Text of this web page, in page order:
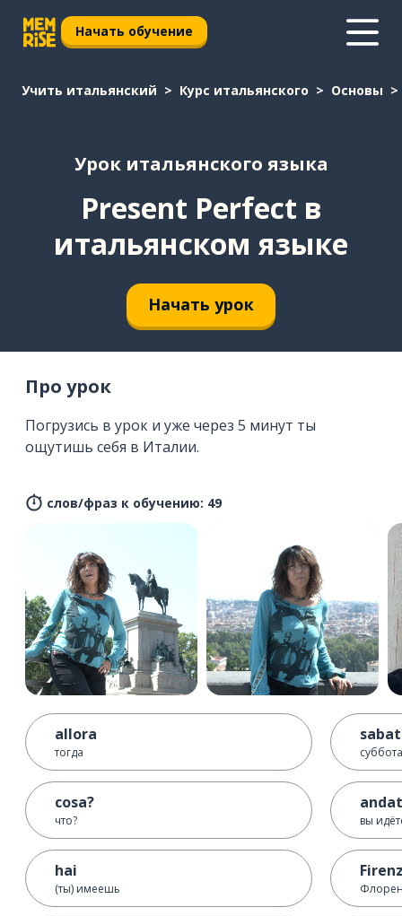
Начать обучение
Учить итальянский Курс итальянского Основы
Урок итальянского языка
Present Perfect в
итальянском языке
Начать урок
Про урок
Погрузись в урок и уже через 5 минут ты
ощутишь себя в Италии.
слов/фраз к обучению: 49
allora
тогда
cosa?
что?
hai
(ты) имеешь
суббота
вы